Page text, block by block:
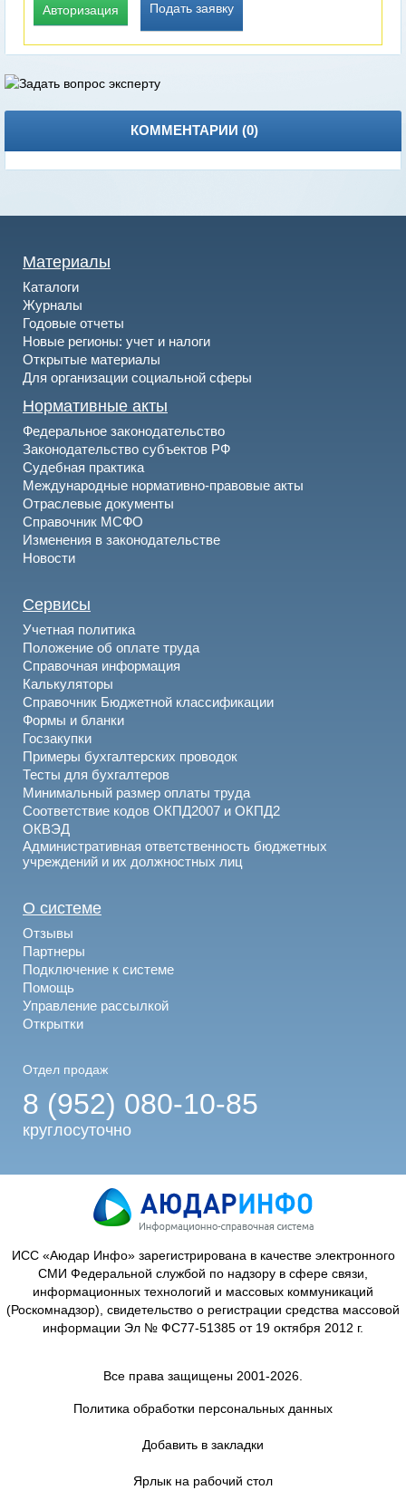
Авторизация Подать заявку
КОММЕНТАРИИ (0)
Материалы
Каталоги
Журналы
Годовые отчеты
Новые регионы: учет и налоги
Открытые материалы
Для организации социальной сферы
Нормативные акты
Федеральное законодательство
Законодательство субъектов РФ
Судебная практика
Международные нормативно-правовые акты
Отраслевые документы
Справочник МСФО
Изменения в законодательстве
Новости
Сервисы
Учетная политика
Положение об оплате труда
Справочная информация
Калькуляторы
Справочник Бюджетной классификации
Формы и бланки
Госзакупки
Примеры бухгалтерских проводок
Тесты для бухгалтеров
Минимальный размер оплаты труда
Соответствие кодов ОКПД2007 и ОКПД2
ОКВЭД
Административная ответственность бюджетных
учреждений и их должностных лиц
О системе
Отзывы
Партнеры
Подключение к системе
Помощь
Управление рассылкой
Открытки
Отдел продаж
8 (952) 080-10-85
круглосуточно
ИСС «Аюдар Инфо» зарегистрирована в качестве электронного
СМИ Федеральной службой по надзору в сфере связи,
информационных технологий и массовых коммуникаций
(Роскомнадзор), свидетельство о регистрации средства массовой
информации Эл № ФС77-51385 от 19 октября 2012 г.
Все права защищены 2001-2026.
Политика обработки персональных данных
Добавить в закладки
Ярлык на рабочий стол